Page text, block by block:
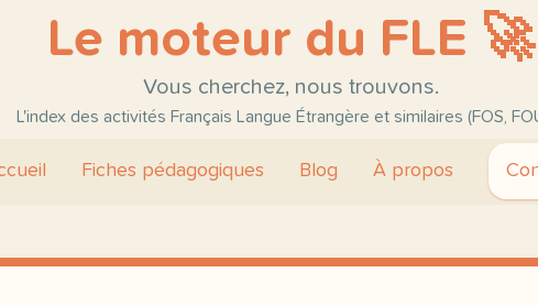
Le moteur du FLE 🚀
Vous cherchez, nous trouvons.
L'index des activités Français Langue Étrangère et similaires (FOS,
Fiches pédagogiques Blog À propos